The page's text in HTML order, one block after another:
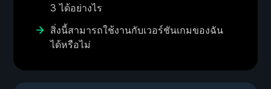
3 ได้อย่างไร
สิ่งนี้สามารถใช้งานกับเวอร์ชันเกมของฉัน
ได้หรือไม่